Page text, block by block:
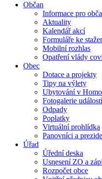
Občan
Informace pro
Aktuality
Kalendář akcí
Formuláře ke
Mobilní rozhlas
Opatření vlády
Obec
Dotace a projekty
Tipy na výlety
Ubytování v
Fotogalerie
Odpady
Poplatky
Virtuální prohlídka
Panovníci a
Úřad
Úřední deska
Usnesení ZO a
Rozpočet obce